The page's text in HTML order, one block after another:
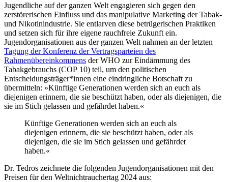
Jugendliche auf der ganzen Welt engagieren sich gegen den
zerstörerischen Einfluss und das manipulative Marketing der Tabak-
und Nikotinindustrie. Sie entlarven diese betrügerischen Praktiken
und setzen sich für ihre eigene rauchfreie Zukunft ein.
Jugendorganisationen aus der ganzen Welt nahmen an der letzten
Tagung der Konferenz der Vertragsparteien des
Rahmenübereinkommens der WHO zur Eindämmung des
Tabakgebrauchs (COP 10) teil, um den politischen
Entscheidungsträger*innen eine eindringliche Botschaft zu
übermitteln: »Künftige Generationen werden sich an euch als
diejenigen erinnern, die sie beschützt haben, oder als diejenigen, die
sie im Stich gelassen und gefährdet haben.«
Künftige Generationen werden sich an euch als
diejenigen erinnern, die sie beschützt haben, oder als
diejenigen, die sie im Stich gelassen und gefährdet
haben.«
Dr. Tedros zeichnete die folgenden Jugendorganisationen mit den
Preisen für den Weltnichtrauchertag 2024 aus: